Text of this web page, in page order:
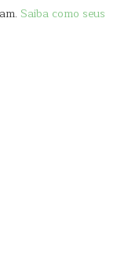
Saiba como seus